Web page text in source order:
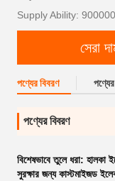
Supply Ability:
সেরা
পণ্যের বিবরণ পণ্যের
পণ্যের বিবরণ
বিশেষভাবে তুলে ধরা: হালকা
সুরক্ষার জন্য কাস্টমাইজড